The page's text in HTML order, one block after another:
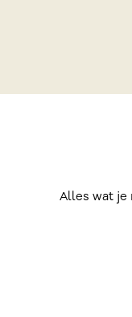
Alles wat je